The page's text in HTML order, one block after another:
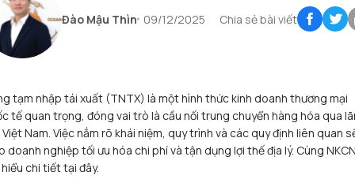
Đào Mậu Thìn 09/12/2025 Chia sẻ bài viết
tạm nhập tái xuất (TNTX) là một hình thức kinh doanh thương mại
tế quan trọng, đóng vai trò là cầu nối trung chuyển hàng hóa qua
Nam. Việc nắm rõ khái niệm, quy trình và các quy định liên quan
doanh nghiệp tối ưu hóa chi phí và tận dụng lợi thế địa lý. Cùng
chi tiết tại đây.